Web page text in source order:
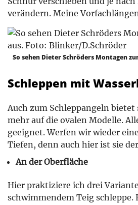
verändern. Meine
So sehen Dieter Schröders Montagen
Schleppen mit
Auch zum Schleppangeln
mehr auf die ovalen Modelle.
geeignet. Werfen wir wieder
Tiefen, denn auch hier ist sie
An der Oberfläche
Hier praktiziere ich drei
schwimmendem Teig schleppe.